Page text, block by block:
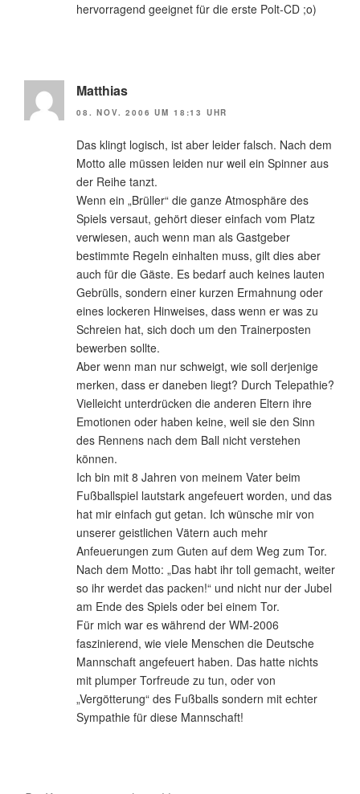
hervorragend geeignet für die erste Polt-CD ;o)
Matthias
08. NOV. 2006 UM 18:13 UHR
Das klingt logisch, ist aber leider falsch. Nach dem
Motto alle müssen leiden nur weil ein Spinner aus
der Reihe tanzt.
Wenn ein „Brüller“ die ganze Atmosphäre des
Spiels versaut, gehört dieser einfach vom Platz
verwiesen, auch wenn man als Gastgeber
bestimmte Regeln einhalten muss, gilt dies aber
auch für die Gäste. Es bedarf auch keines lauten
Gebrülls, sondern einer kurzen Ermahnung oder
eines lockeren Hinweises, dass wenn er was zu
Schreien hat, sich doch um den Trainerposten
bewerben sollte.
Aber wenn man nur schweigt, wie soll derjenige
merken, dass er daneben liegt? Durch Telepathie?
Vielleicht unterdrücken die anderen Eltern ihre
Emotionen oder haben keine, weil sie den Sinn
des Rennens nach dem Ball nicht verstehen
können.
Ich bin mit 8 Jahren von meinem Vater beim
Fußballspiel lautstark angefeuert worden, und das
hat mir einfach gut getan. Ich wünsche mir von
unserer geistlichen Vätern auch mehr
Anfeuerungen zum Guten auf dem Weg zum Tor.
Nach dem Motto: „Das habt ihr toll gemacht, weiter
so ihr werdet das packen!“ und nicht nur der Jubel
am Ende des Spiels oder bei einem Tor.
Für mich war es während der WM-2006
faszinierend, wie viele Menschen die Deutsche
Mannschaft angefeuert haben. Das hatte nichts
mit plumper Torfreude zu tun, oder von
„Vergötterung“ des Fußballs sondern mit echter
Sympathie für diese Mannschaft!